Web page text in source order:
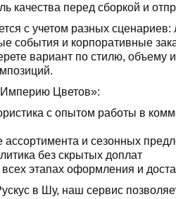
качества перед сборкой и
с учетом разных
события и корпоративные
вариант по стилю,
Цветов»:
с опытом работы в
ассортимента и сезонных
без скрытых доплат
этапах оформления и
в Шу, наш сервис